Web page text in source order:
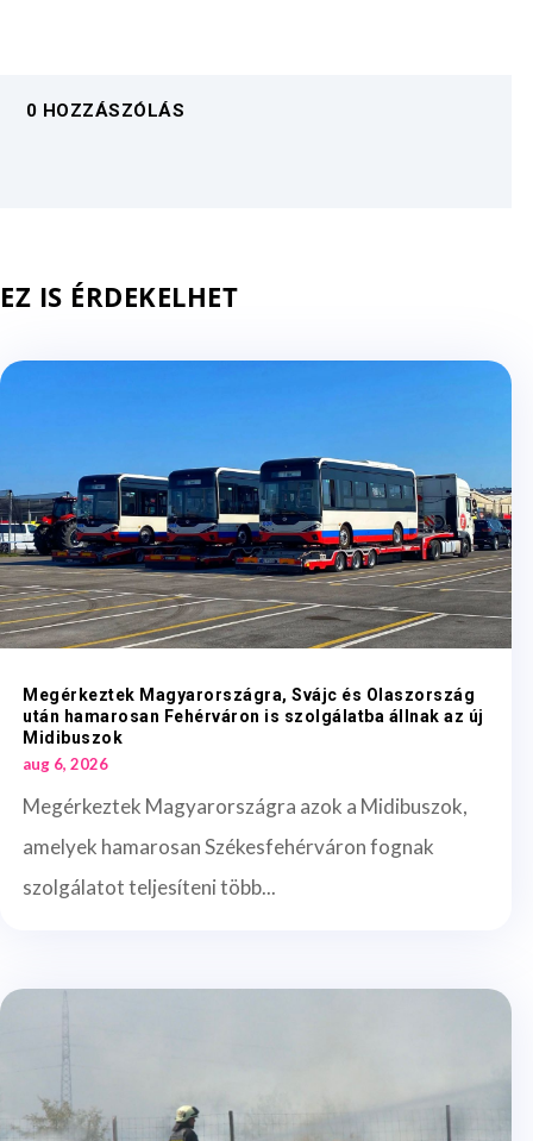
0 HOZZÁSZÓLÁS
EZ IS ÉRDEKELHET
Megérkeztek Magyarországra, Svájc és Olaszország
után hamarosan Fehérváron is szolgálatba állnak az új
Midibuszok
aug 6, 2026
Megérkeztek Magyarországra azok a Midibuszok,
amelyek hamarosan Székesfehérváron fognak
szolgálatot teljesíteni több...